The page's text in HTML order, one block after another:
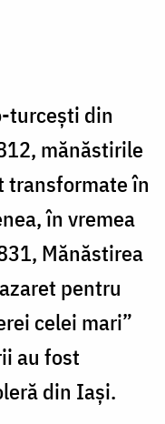
turcești din
mănăstirile
transformate în
în vremea
Mănăstirea
pentru
celei mari”
au fost
din Iași.